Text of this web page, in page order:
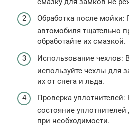
смазку для замков не
Обработка после мойки:
автомобиля тщательно
обработайте их смазкой.
Использование чехлов:
используйте чехлы для
их от снега и льда.
Проверка уплотнителей:
состояние
при необходимости.